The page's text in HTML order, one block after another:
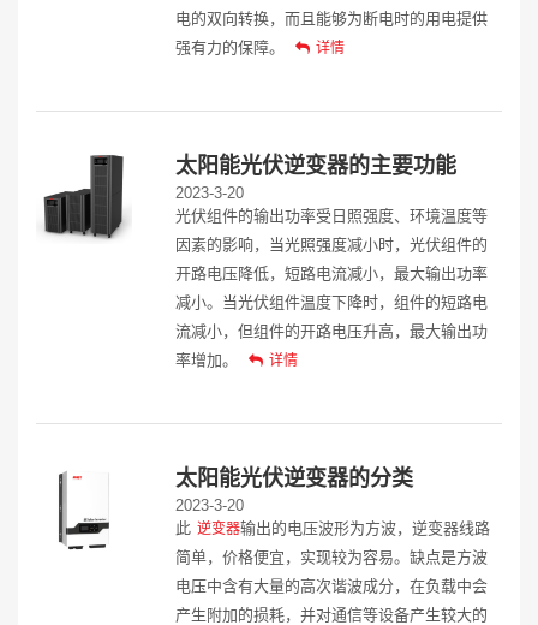
电的双向转换，而且能够为断电时的用电提供
强有力的保障。
详情
太阳能光伏逆变器的主要功能
2023-3-20
光伏组件的输出功率受日照强度、环境温度等
因素的影响，当光照强度减小时，光伏组件的
开路电压降低，短路电流减小，最大输出功率
减小。当光伏组件温度下降时，组件的短路电
流减小，但组件的开路电压升高，最大输出功
率增加。
详情
太阳能光伏逆变器的分类
2023-3-20
此 逆变器输出的电压波形为方波，逆变器线路
简单，价格便宜，实现较为容易。缺点是方波
电压中含有大量的高次谐波成分，在负载中会
产生附加的损耗，并对通信等设备产生较大的